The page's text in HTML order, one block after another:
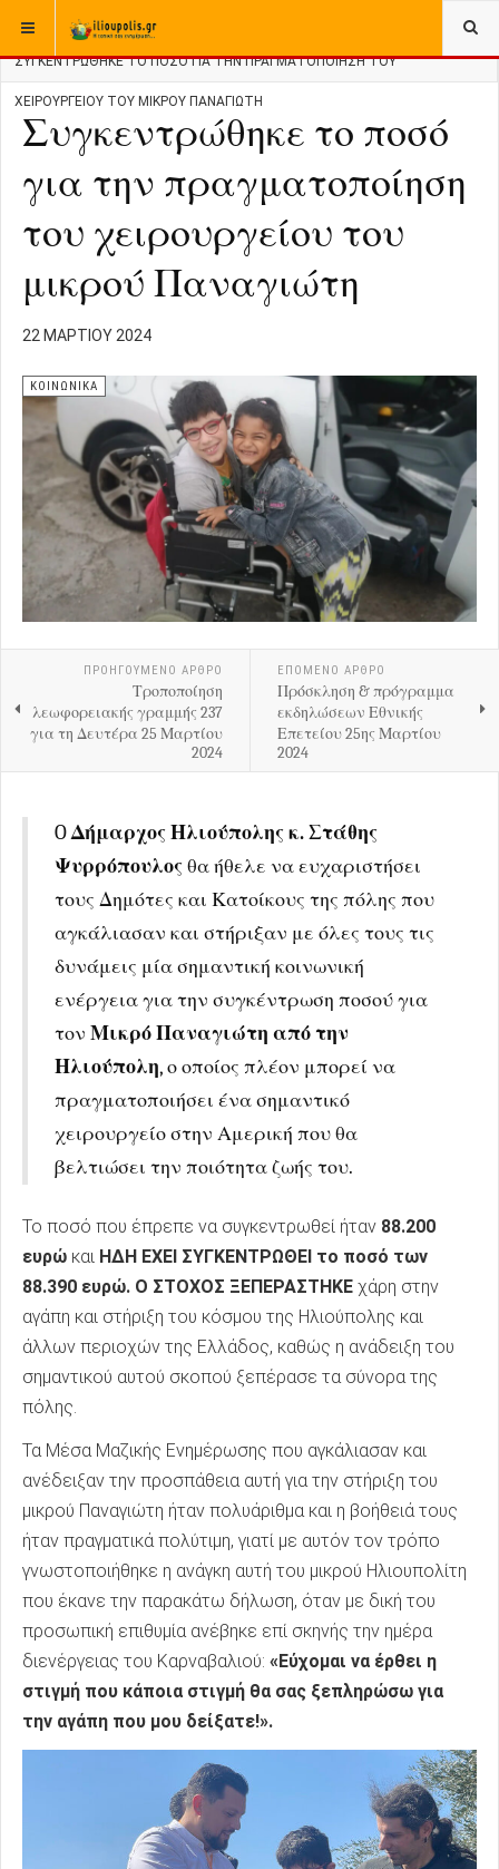
ΒΡΊΣΚΕΣΤΕ ΕΔΏ: ΑΡΧΙΚΉ
ΣΥΓΚΕΝΤΡΏΘΗΚΕ ΤΟ ΠΟΣΌ ΓΙΑ ΤΗΝ ΠΡΑΓΜΑΤΟΠΟΊΗΣΗ ΤΟΥ
ΧΕΙΡΟΥΡΓΕΊΟΥ ΤΟΥ ΜΙΚΡΟΎ ΠΑΝΑΓΙΏΤΗ
Συγκεντρώθηκε το ποσό
για την πραγματοποίηση
του χειρουργείου του
μικρού Παναγιώτη
22 ΜΑΡΤΊΟΥ 2024
ΚΟΙΝΩΝΙΚΑ
ΠΡΟΗΓΟΎΜΕΝΟ ΑΡΘΡΟ
Τροποποίηση
λεωφορειακής γραμμής 237
για τη Δευτέρα 25 Μαρτίου
2024
ΕΠΟΜΕΝΟ ΑΡΘΡΟ
Πρόσκληση & πρόγραμμα
εκδηλώσεων Εθνικής
Επετείου 25ης Μαρτίου
2024
OΔήμαρχος Ηλιούπολης κ. Στάθης
Ψυρρόπουλοςθα ήθελε να ευχαριστήσει
τους Δημότες και Κατοίκους της πόλης που
αγκάλιασαν και στήριξαν με όλες τους τις
δυνάμεις μία σημαντική κοινωνική
ενέργεια για την συγκέντρωση ποσού για
τον Μικρό Παναγιώτη από την
Ηλιούπολη, ο οποίος πλέον μπορεί να
πραγματοποιήσει ένα σημαντικό
χειρουργείο στην Αμερική που θα
βελτιώσει την ποιότητα ζωής του.
Το ποσό που έπρεπε να συγκεντρωθεί ήταν 88.200
ευρώ και ΗΔΗ ΕΧΕΙ ΣΥΓΚΕΝΤΡΩΘΕΙ το ποσό των
88.390 ευρώ. Ο ΣΤΟΧΟΣ ΞΕΠΕΡΑΣΤΗΚΕ χάρη στην
αγάπη και στήριξη του κόσμου της Ηλιούπολης και
άλλων περιοχών της Ελλάδος, καθώς η ανάδειξη του
σημαντικού αυτού σκοπού ξεπέρασε τα σύνορα της
πόλης.
Τα Μέσα Μαζικής Ενημέρωσης που αγκάλιασαν και
ανέδειξαν την προσπάθεια αυτή για την στήριξη του
μικρού Παναγιώτη ήταν πολυάριθμα και η βοήθειά τους
ήταν πραγματικά πολύτιμη, γιατί με αυτόν τον τρόπο
γνωστοποιήθηκε η ανάγκη αυτή του μικρού Ηλιουπολίτη
που έκανε την παρακάτω δήλωση, όταν με δική του
προσωπική επιθυμία ανέβηκε επί σκηνής την ημέρα
διενέργειας του Καρναβαλιού: «Εύχομαι να έρθει η
στιγμή που κάποια στιγμή θα σας ξεπληρώσω για
την αγάπη που μου δείξατε!».